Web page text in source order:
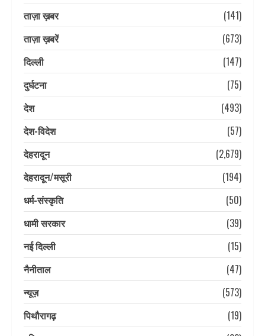
ताज़ा ख़बर
(141)
ताज़ा ख़बरें
(673)
दिल्ली
(147)
दुर्घटना
(75)
देश
(493)
देश-विदेश
(57)
देहरादून
(2,679)
देहरादून/मसूरी
(194)
धर्म-संस्कृति
(50)
धामी सरकार
(39)
नई दिल्ली
(15)
नैनीताल
(47)
न्यूज़
(573)
पिथौरागढ़
(19)